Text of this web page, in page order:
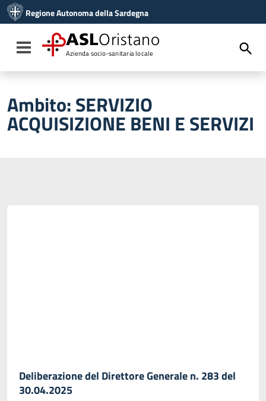
Vai al menu di navigazione
Vai al footer
Regione Autonoma della Sardegna
Toggle navigation
ASLOristano
Azienda socio-sanitaria locale
Ambito:SERVIZIO
ACQUISIZIONE BENI E SERVIZI
Deliberazione del Direttore Generale n. 283 del
30.04.2025